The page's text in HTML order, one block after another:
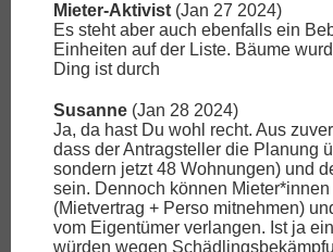
Mieter-Aktivist (Jan 27 2024)
Es steht aber auch ebenfalls ein
Einheiten auf der Liste. Bäume
Ding ist durch
Susanne (Jan 28 2024)
Ja, da hast Du wohl recht. Aus
dass der Antragsteller die Planung
sondern jetzt 48 Wohnungen) und
sein. Dennoch können
(Mietvertrag + Perso mitnehmen)
vom Eigentümer verlangen. Ist ja
würden wegen